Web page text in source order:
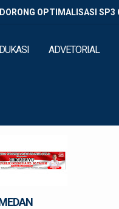
OPTIMALISASI SP3
ADVETORIAL